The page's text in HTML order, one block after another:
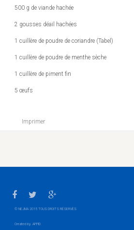
500 g de viande hachée
2 gousses déail hachées
1 cuillère de poudre de coriandre (Tabel)
1 cuillère de poudre de menthe sèche
1 cuillère de piment fin
5 œufs
Imprimer
© NEJMA 2015 TOUS DROITS RÉSERVÈS
Created by. APPID